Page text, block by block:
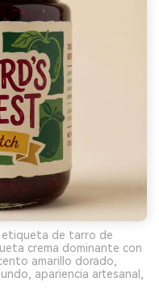
etiqueta de tarro de
crema dominante con
amarillo dorado,
apariencia artesanal,